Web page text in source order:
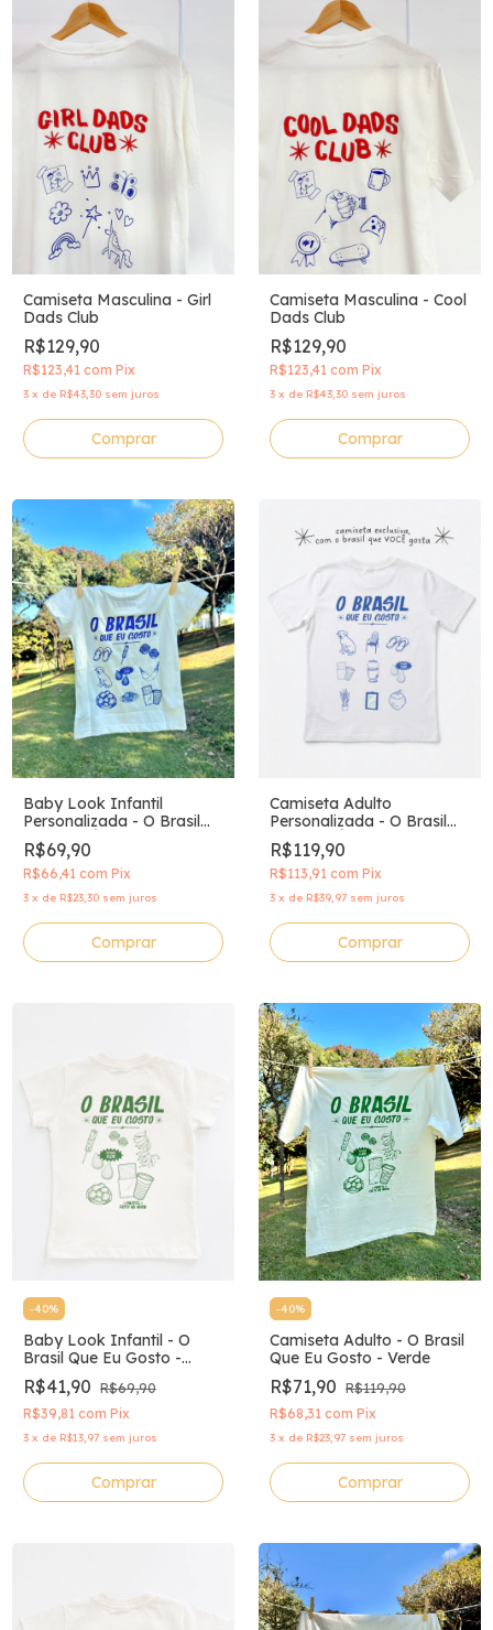
Camiseta Masculina - Girl
Dads Club
R$129,90
R$123,41 com Pix
3 x de R$43,30 sem juros
Comprar
Camiseta Masculina - Cool
Dads Club
R$129,90
R$123,41 com Pix
3 x de R$43,30 sem juros
Comprar
Baby Look Infantil
Personalizada - O Brasil
Que VOCÊ Gosta
R$69,90
R$66,41 com Pix
3 x de R$23,30 sem juros
Comprar
Camiseta Adulto
Personalizada - O Brasil
Que VOCÊ Gosta
R$119,90
R$113,91 com Pix
3 x de R$39,97 sem juros
Comprar
-40%
Baby Look Infantil - O
Brasil Que Eu Gosto -
Verde
R$41,90 R$69,90
R$39,81 com Pix
3 x de R$13,97 sem juros
Comprar
-40%
Camiseta Adulto - O Brasil
Que Eu Gosto - Verde
R$71,90 R$119,90
R$68,31 com Pix
3 x de R$23,97 sem juros
Comprar